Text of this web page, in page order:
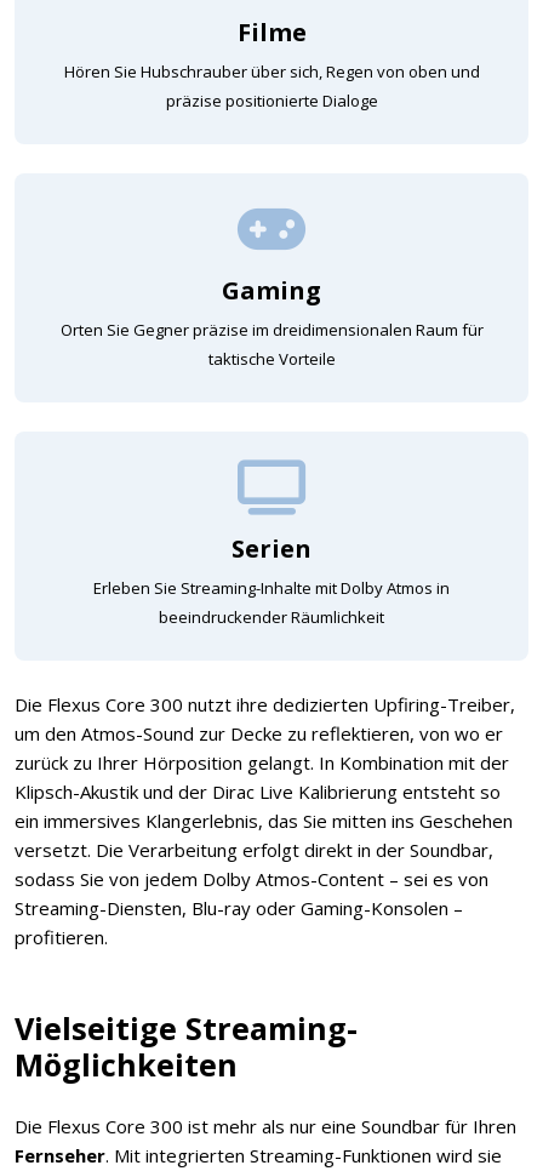
Filme
Hören Sie Hubschrauber über sich, Regen von oben und
präzise positionierte Dialoge
Gaming
Orten Sie Gegner präzise im dreidimensionalen Raum für
taktische Vorteile
Serien
Erleben Sie Streaming-Inhalte mit Dolby Atmos in
beeindruckender Räumlichkeit
Die Flexus Core 300 nutzt ihre dedizierten Upfiring-Treiber,
um den Atmos-Sound zur Decke zu reflektieren, von wo er
zurück zu Ihrer Hörposition gelangt. In Kombination mit der
Klipsch-Akustik und der Dirac Live Kalibrierung entsteht so
ein immersives Klangerlebnis, das Sie mitten ins Geschehen
versetzt. Die Verarbeitung erfolgt direkt in der Soundbar,
sodass Sie von jedem Dolby Atmos-Content – sei es von
Streaming-Diensten, Blu-ray oder Gaming-Konsolen –
profitieren.
Vielseitige Streaming-
Möglichkeiten
Die Flexus Core 300 ist mehr als nur eine Soundbar für Ihren
Fernseher. Mit integrierten Streaming-Funktionen wird sie